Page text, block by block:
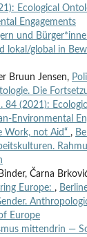
Ecological
Engagements
und
lokal/global in
Bruun Jensen,
Die
84 (2021):
Environmental
Work, not Aid“ ,
Čarna
Europe: ,
Europe
mittendrin —